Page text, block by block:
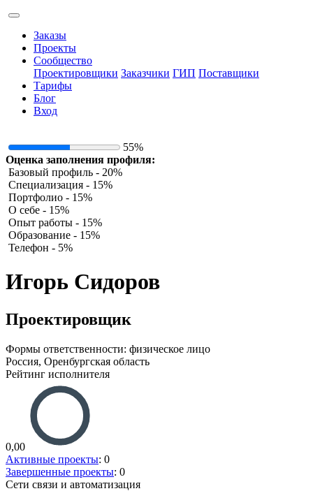
Заказы
Проекты
Сообщество
Проектировщики Заказчики ГИП Поставщики
Тарифы
Блог
Вход
55%
Оценка заполнения профиля:
Базовый профиль - 20%
Специализация - 15%
Портфолио - 15%
О себе - 15%
Опыт работы - 15%
Образование - 15%
Телефон - 5%
Игорь Сидоров
Проектировщик
Формы ответственности: физическое лицо
Россия, Оренбургская область
Рейтинг исполнителя
0,00
Активные проекты: 0
Завершенные проекты: 0
Сети связи и автоматизация